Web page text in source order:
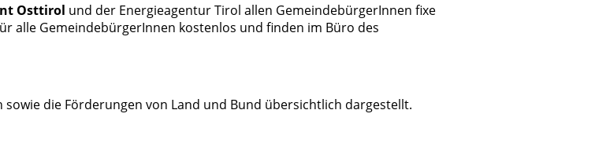
Osttirol und der Energieagentur Tirol allen GemeindebürgerInnen fixe
alle GemeindebürgerInnen kostenlos und finden im Büro des
sowie die Förderungen von Land und Bund übersichtlich dargestellt.